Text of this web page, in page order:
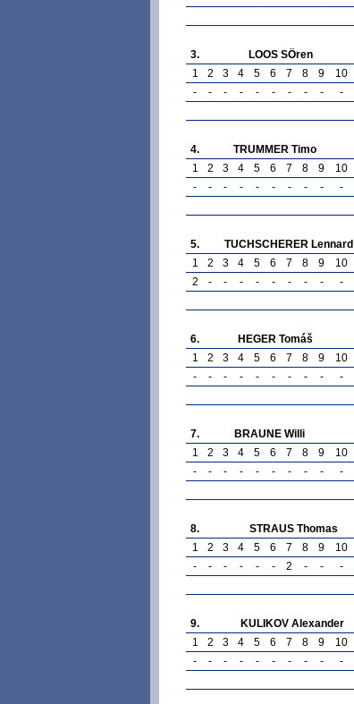
3. LOOS SÖren
1
2 3 4 5 6 7 8 9 10
-
- - - - - - - - -
4. TRUMMER Timo
1
2 3 4 5 6 7 8 9 10
-
- - - - - - - - -
5. TUCHSCHERER Lennard
1
2 3 4 5 6 7 8 9 10
2
- - - - - - - - -
6. HEGER Tomáš
1
2 3 4 5 6 7 8 9 10
-
- - - - - - - - -
7. BRAUNE Willi
1
2 3 4 5 6 7 8 9 10
-
- - - - - - - - -
8. STRAUS Thomas
1
2 3 4 5 6 7 8 9 10
-
- - - - - 2 - - -
9. KULIKOV Alexander
1
2 3 4 5 6 7 8 9 10
-
- - - - - - - - -